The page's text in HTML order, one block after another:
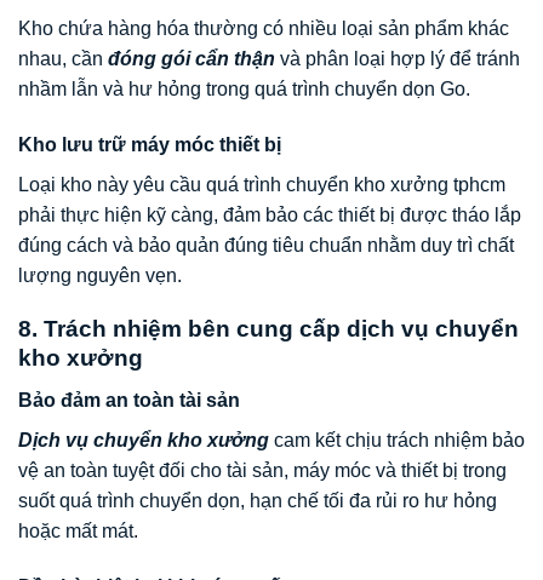
Kho chứa hàng hóa thường có nhiều loại sản phẩm khác
nhau, cần đóng gói cẩn thận và phân loại hợp lý để tránh
nhầm lẫn và hư hỏng trong quá trình chuyển dọn Go.
Kho lưu trữ máy móc thiết bị
Loại kho này yêu cầu quá trình chuyển kho xưởng tphcm
phải thực hiện kỹ càng, đảm bảo các thiết bị được tháo lắp
đúng cách và bảo quản đúng tiêu chuẩn nhằm duy trì chất
lượng nguyên vẹn.
8. Trách nhiệm bên cung cấp dịch vụ chuyển
kho xưởng
Bảo đảm an toàn tài sản
Dịch vụ chuyển kho xưởng cam kết chịu trách nhiệm bảo
vệ an toàn tuyệt đối cho tài sản, máy móc và thiết bị trong
suốt quá trình chuyển dọn, hạn chế tối đa rủi ro hư hỏng
hoặc mất mát.